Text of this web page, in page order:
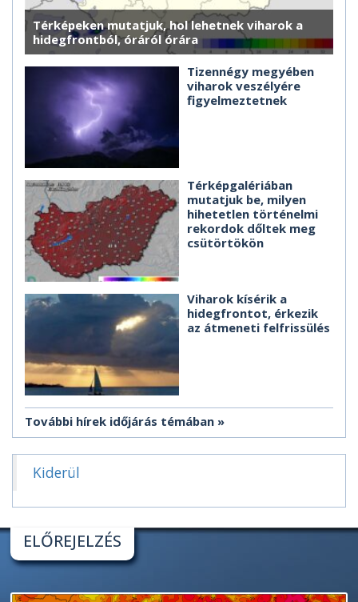
Térképeken mutatjuk, hol lehetnek viharok a
hidegfrontból, óráról órára
Tizennégy megyében
viharok veszélyére
figyelmeztetnek
Térképgalériában
mutatjuk be, milyen
hihetetlen történelmi
rekordok dőltek meg
csütörtökön
Viharok kísérik a
hidegfrontot, érkezik
az átmeneti felfrissülés
További hírek időjárás témában
Kiderül
ELŐREJELZÉS